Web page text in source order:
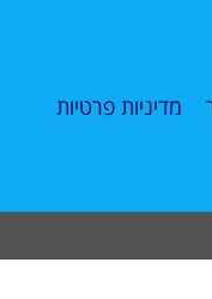
מדיניות פרטיות